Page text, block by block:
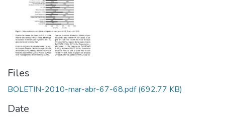
Files
BOLETIN-2010-mar-abr-67-68.pdf(692.77 KB)
Date